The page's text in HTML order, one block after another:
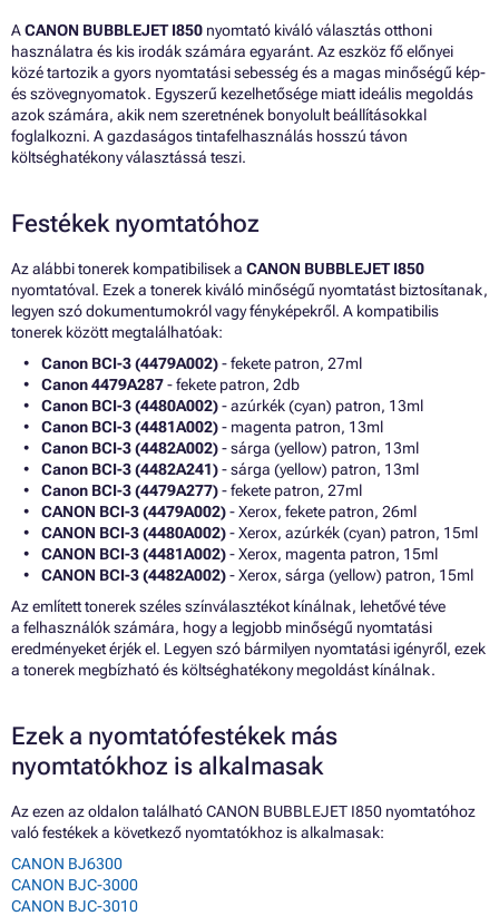
ACANON BUBBLEJET I850 nyomtató kiváló választás otthoni
használatra és kis irodák számára egyaránt. Az eszköz fő előnyei
közé tartozik a gyors nyomtatási sebesség és a magas minőségű kép-
és szövegnyomatok. Egyszerű kezelhetősége miatt ideális megoldás
azok számára, akik nem szeretnének bonyolult beállításokkal
foglalkozni. A gazdaságos tintafelhasználás hosszú távon
költséghatékony választássá teszi.
Festékek nyomtatóhoz
Az alábbi tonerek kompatibilisek a CANON BUBBLEJET I850
nyomtatóval. Ezek a tonerek kiváló minőségű nyomtatást biztosítanak,
legyen szó dokumentumokról vagy fényképekről. A kompatibilis
tonerek között megtalálhatóak:
Canon BCI-3 (4479A002)- fekete patron, 27ml
Canon 4479A287- fekete patron, 2db
Canon BCI-3 (4480A002)- azúrkék (cyan) patron, 13ml
Canon BCI-3 (4481A002)- magenta patron, 13ml
Canon BCI-3 (4482A002)- sárga (yellow) patron, 13ml
Canon BCI-3 (4482A241)- sárga (yellow) patron, 13ml
Canon BCI-3 (4479A277)- fekete patron, 27ml
CANON BCI-3 (4479A002)- Xerox, fekete patron, 26ml
CANON BCI-3 (4480A002)- Xerox, azúrkék (cyan) patron, 15ml
CANON BCI-3 (4481A002)- Xerox, magenta patron, 15ml
CANON BCI-3 (4482A002)- Xerox, sárga (yellow) patron, 15ml
Az említett tonerek széles színválasztékot kínálnak, lehetővé téve
a felhasználók számára, hogy a legjobb minőségű nyomtatási
eredményeket érjék el. Legyen szó bármilyen nyomtatási igényről, ezek
a tonerek megbízható és költséghatékony megoldást kínálnak.
Ezek a nyomtatófestékek más
nyomtatókhoz is alkalmasak
Az ezen az oldalon található CANON BUBBLEJET I850 nyomtatóhoz
való festékek a következő nyomtatókhoz is alkalmasak:
CANON BJ6300
CANON BJC-3000
CANON BJC-3010